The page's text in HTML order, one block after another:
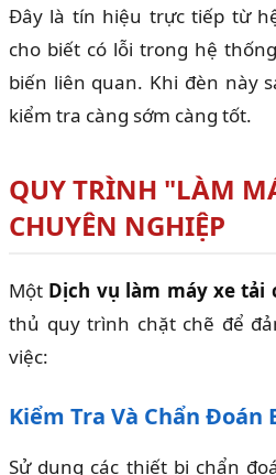
Đây là tín hiệu trực tiếp từ
cho biết có lỗi trong hệ
biến liên quan. Khi đèn này
kiểm tra càng sớm càng tốt.
QUY TRÌNH "LÀM
CHUYÊN NGHIỆP
Một Dịch vụ làm máy xe tải
thủ quy trình chặt chẽ để
việc:
Kiểm Tra Và Chẩn Đoán
Sử dụng các thiết bị chẩn